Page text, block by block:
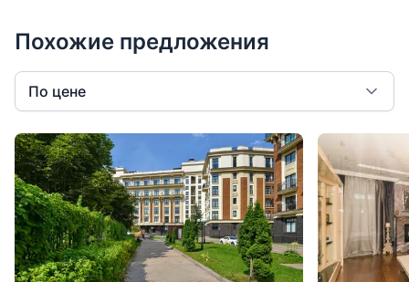
"Горка" - 800 м, "Зарядье" - крупнейшая парковая
зона в центре - 1500 м, Сад культуры и отдыха им
Н.Э Баумана - 1800 м) и несколько скверов.
Сотрудничаем с агентами 50/50.
Винидиктов и Партнеры - участник Ассоциации
Агентств Элитной Недвижимости AREA!
Арт. 86936272
Похожие предложения
По цене